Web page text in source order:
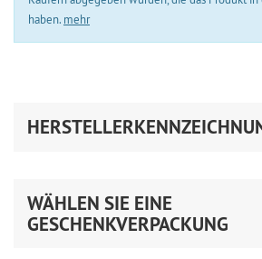
haben. mehr
WÄHLEN SIE EINE
GESCHENKVERPACKUNG